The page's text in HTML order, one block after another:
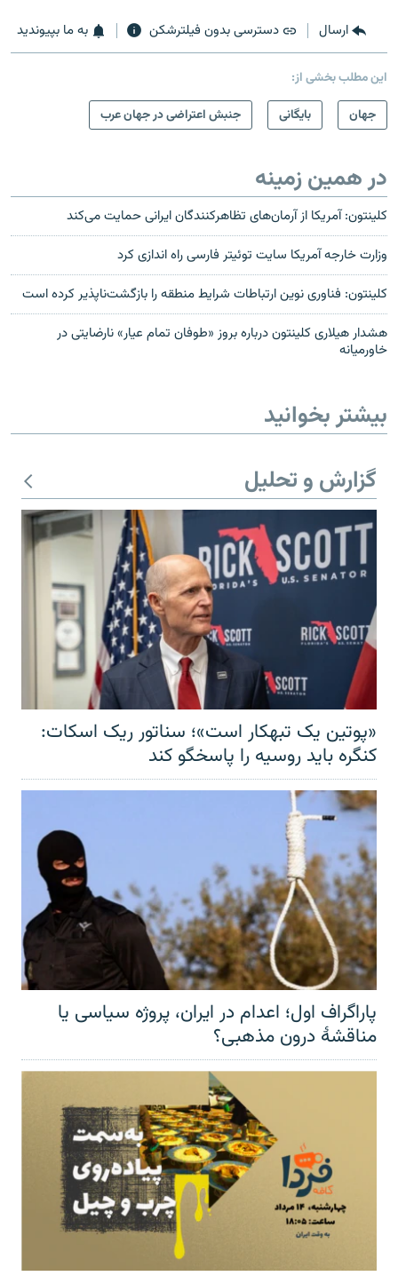
ارسال دسترسی بدون فیلترشکن به ما بپیوندید
این مطلب بخشی از:
جهان
بایگانی جنبش اعتراضی در جهان عرب
در همین زمینه
کلینتون: آمریکا از آرمان‌های تظاهرکنندگان ایرانی حمایت می‌کند
وزارت خارجه آمریکا سايت توئيتر فارسی راه اندازی کرد
کلینتون: فناوری نوین ارتباطات شرایط منطقه را بازگشت‌ناپذیر کرده است
هشدار هیلاری کلینتون درباره بروز «طوفان تمام عیار» نارضایتی در
خاورمیانه
بیشتر بخوانید
گزارش و تحلیل
«پوتین یک تبهکار است»؛ سناتور ریک اسکات:
کنگره باید روسیه را پاسخگو کند
پاراگراف اول؛ اعدام در ایران، پروژه سیاسی یا
مناقشهٔ درون مذهبی؟